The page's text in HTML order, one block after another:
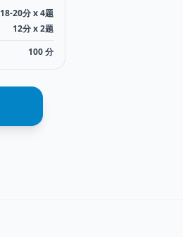
18-20分 x 4题
12分 x 2题
100分